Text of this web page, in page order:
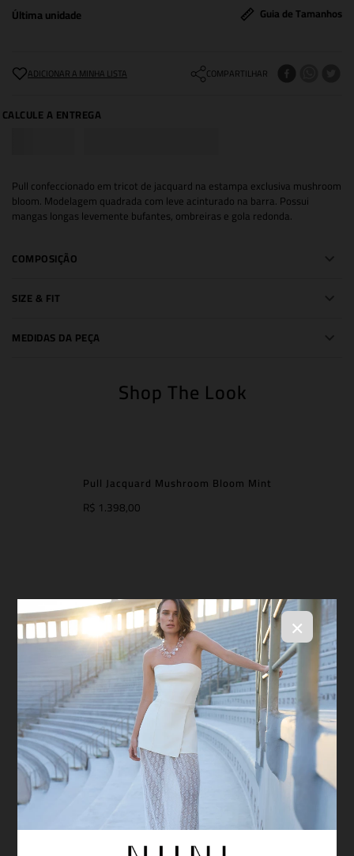
×
Última unidade Guia de Tamanhos
COMPARTILHAR
Pull confeccionado em tricot de jacquard na estampa exclusiva mushroom
bloom. Modelagem quadrada com leve acinturado na barra. Possui
mangas longas levemente bufantes, ombreiras e gola redonda.
COMPOSIÇÃO
SIZE & FIT
MEDIDAS DA PEÇA
Shop The Look
Pull Jacquard Mushroom Bloom Mint
R$ 1.398,00